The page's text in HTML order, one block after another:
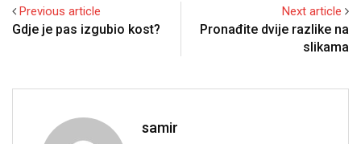
Previous article
Gdje je pas izgubio kost?
Next article
Pronađite dvije razlike na
slikama
samir